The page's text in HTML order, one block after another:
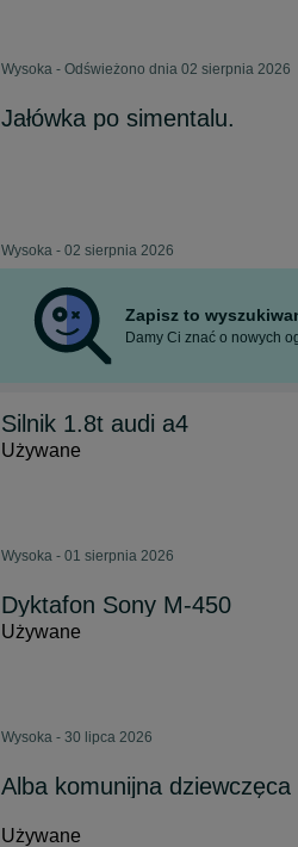
Wysoka - Odświeżono dnia 02 sierpnia 2026
Jałówka po simentalu.
Wysoka - 02 sierpnia 2026
Zapisz to
Damy Ci znać o nowych
Silnik 1.8t audi a4
Używane
Wysoka - 01 sierpnia 2026
Dyktafon Sony M-450
Używane
Wysoka - 30 lipca 2026
Alba komunijna dziewczęca
Używane